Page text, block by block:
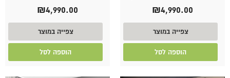
₪4,990.00
צפייה במוצר
הוספה לסל
₪4,990.00
צפייה במוצר
הוספה לסל